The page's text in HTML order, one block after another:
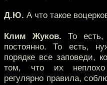
Д.Ю. А что такое
Клим Жуков. То есть,
постоянно. То есть,
порядке все заповеди,
том, что их неплохо
регулярно правила,